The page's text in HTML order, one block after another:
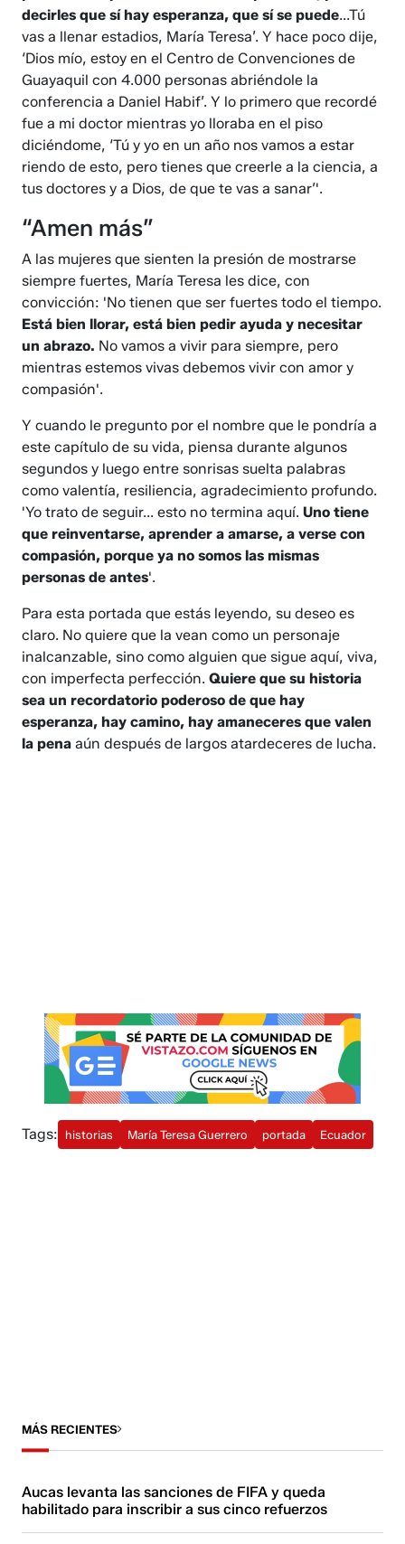
decirles que sí hay esperanza, que sí se puede...Tú
vas a llenar estadios, María Teresa’. Y hace poco dije,
‘Dios mío, estoy en el Centro de Convenciones de
Guayaquil con 4.000 personas abriéndole la
conferencia a Daniel Habif’. Y lo primero que recordé
fue a mi doctor mientras yo lloraba en el piso
diciéndome, ‘Tú y yo en un año nos vamos a estar
riendo de esto, pero tienes que creerle a la ciencia, a
tus doctores y a Dios, de que te vas a sanar’'.
“Amen más”
A las mujeres que sienten la presión de mostrarse
siempre fuertes, María Teresa les dice, con
convicción: 'No tienen que ser fuertes todo el tiempo.
Está bien llorar, está bien pedir ayuda y necesitar
un abrazo. No vamos a vivir para siempre, pero
mientras estemos vivas debemos vivir con amor y
compasión'.
Y cuando le pregunto por el nombre que le pondría a
este capítulo de su vida, piensa durante algunos
segundos y luego entre sonrisas suelta palabras
como valentía, resiliencia, agradecimiento profundo.
'Yo trato de seguir... esto no termina aquí.Uno tiene
que reinventarse, aprender a amarse, a verse con
compasión, porque ya no somos las mismas
personas de antes'.
Para esta portada que estás leyendo, su deseo es
claro. No quiere que la vean como un personaje
inalcanzable, sino como alguien que sigue aquí, viva,
con imperfecta perfección.Quiere que su historia
sea un recordatorio poderoso de que hay
esperanza, hay camino, hay amaneceres que valen
la pena aún después de largos atardeceres de lucha.
Tags: historias María Teresa Guerrero portada Ecuador
MÁS RECIENTES
Aucas levanta las sanciones de FIFA y queda
habilitado para inscribir a sus cinco refuerzos